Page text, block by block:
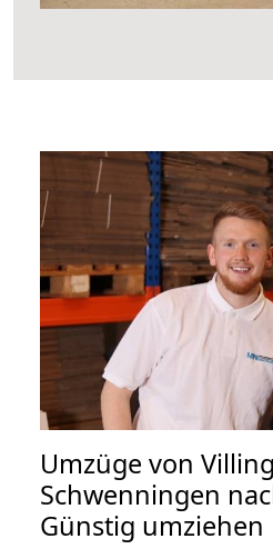
Umzüge von
Schwenningen
Günstig umziehen